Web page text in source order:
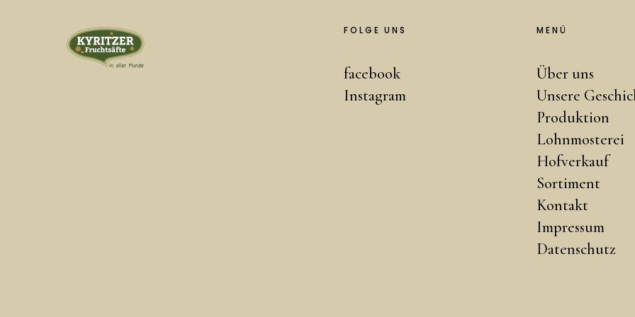
FOLGE UNS
facebook
Instagram
MENÜ
Über uns
Unsere
Produktion
Lohnmosterei
Hofverkauf
Sortiment
Kontakt
Impressum
Datenschutz